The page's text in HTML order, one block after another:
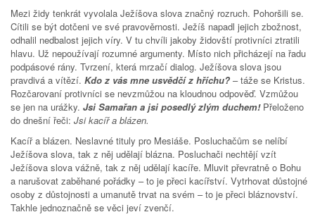
Mezi židy tenkrát vyvolala Ježíšova slova značný rozruch. Pohoršili se.
Cítili se být dotčeni ve své pravověrnosti. Ježíš napadl jejich zbožnost,
odhalil nedbalost jejich víry. V tu chvíli jakoby židovští protivníci ztratili
hlavu. Už nepoužívají rozumné argumenty. Místo nich přicházejí na řadu
podpásové rány. Tvrzení, která mrzačí dialog. Ježíšova slova jsou
pravdivá a vítězí. Kdo z vás mne usvědčí z hříchu? – táže se Kristus.
Rozčarovaní protivníci se nevzmůžou na kloudnou odpověď. Vzmůžou
se jen na urážky. Jsi Samařan a jsi posedlý zlým duchem! Přeloženo
do dnešní řeči: Jsi kacíř a blázen.
Kacíř a blázen. Neslavné tituly pro Mesiáše. Posluchačům se nelíbí
Ježíšova slova, tak z něj udělají blázna. Posluchači nechtějí vzít
Ježíšova slova vážně, tak z něj udělají kacíře. Mluvit převratně o Bohu
a narušovat zaběhané pořádky – to je přeci kacířství. Vytrhovat důstojné
osoby z důstojnosti a umanutě trvat na svém – to je přeci bláznovství.
Takhle jednoznačně se věci jeví zvenčí.